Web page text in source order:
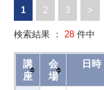
1 2 3 >
検索結果 ： 28 件中
講
座
会
場
日時